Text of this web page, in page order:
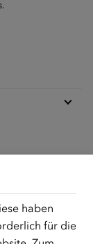
haben
für die